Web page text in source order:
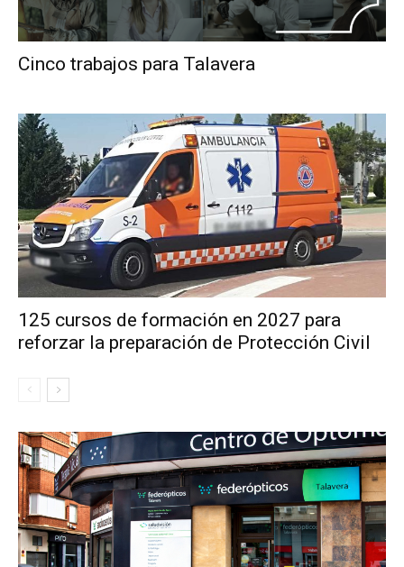
Cinco trabajos para Talavera
125 cursos de formación en 2027 para
reforzar la preparación de Protección Civil